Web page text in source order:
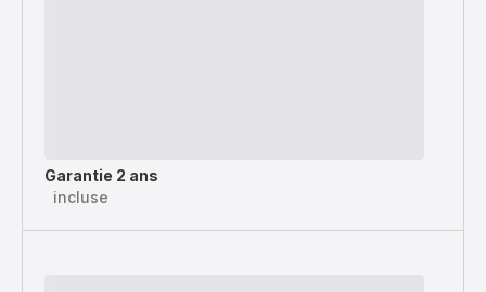
Garantie 2 ans
incluse